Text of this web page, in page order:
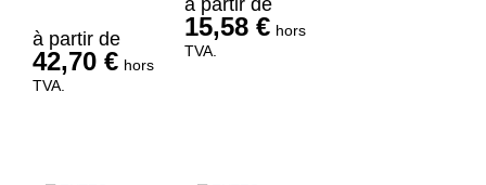
à partir de
42,70 € hors
TVA.
à partir de
15,58 € hors
TVA.